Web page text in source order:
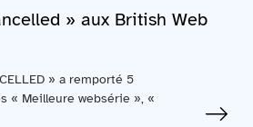
» aux British Web
» a remporté 5
« Meilleure websérie », «